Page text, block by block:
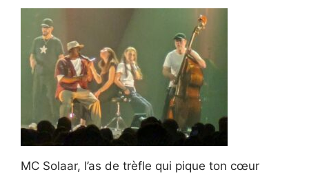
MC Solaar, l’as de trèfle qui pique ton cœur